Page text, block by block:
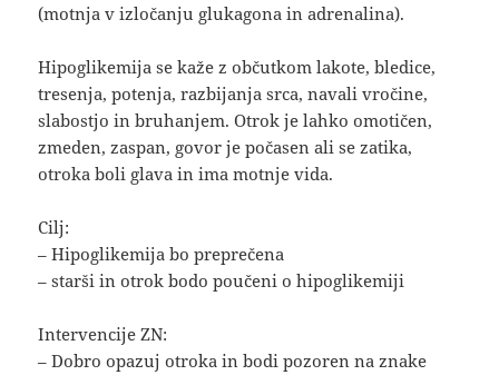
(motnja v izločanju glukagona in adrenalina).
Hipoglikemija se kaže z občutkom lakote, bledice,
tresenja, potenja, razbijanja srca, navali vročine,
slabostjo in bruhanjem. Otrok je lahko omotičen,
zmeden, zaspan, govor je počasen ali se zatika,
otroka boli glava in ima motnje vida.
Cilj:
– Hipoglikemija bo preprečena
– starši in otrok bodo poučeni o hipoglikemiji
Intervencije ZN:
– Dobro opazuj otroka in bodi pozoren na znake